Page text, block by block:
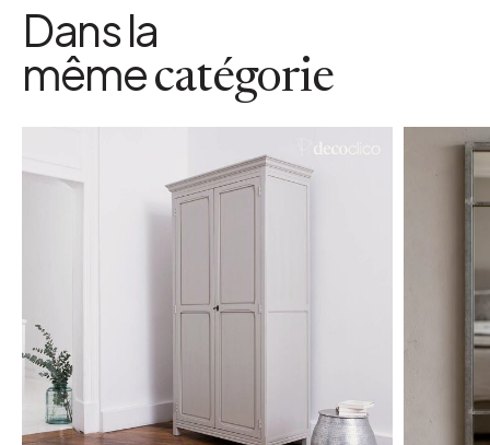
Dans la
mêmecatégorie